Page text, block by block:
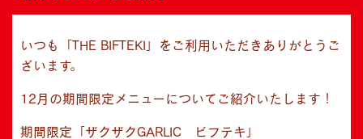
いつも「THE BIFTEKI」をご利用いただきありがとうご
ざいます。
12月の期間限定メニューについてご紹介いたします！
期間限定「ザクザクGARLIC ビフテキ」